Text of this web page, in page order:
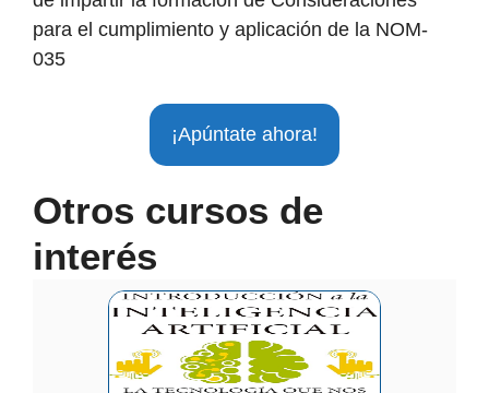
para el cumplimiento y aplicación de la NOM-
035
¡Apúntate ahora!
Otros cursos de
interés